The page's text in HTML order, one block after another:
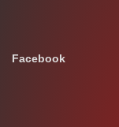
Facebook